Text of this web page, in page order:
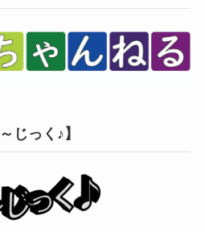
じっく♪】